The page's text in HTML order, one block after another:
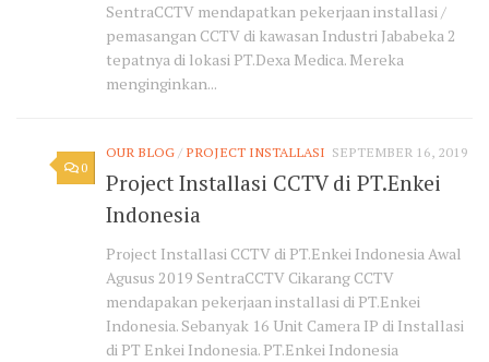
SentraCCTV mendapatkan pekerjaan installasi /
pemasangan CCTV di kawasan Industri Jababeka 2
tepatnya di lokasi PT.Dexa Medica. Mereka
menginginkan...
0
OUR BLOG/ PROJECT INSTALLASI SEPTEMBER 16, 2019
Project Installasi CCTV di PT.Enkei
Indonesia
Project Installasi CCTV di PT.Enkei Indonesia Awal
Agusus 2019 SentraCCTV Cikarang CCTV
mendapakan pekerjaan installasi di PT.Enkei
Indonesia. Sebanyak 16 Unit Camera IP di Installasi
di PT Enkei Indonesia. PT.Enkei Indonesia